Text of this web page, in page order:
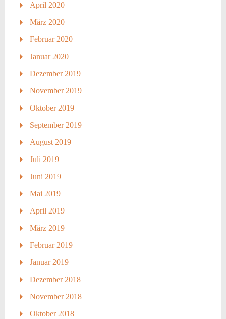
April 2020
März 2020
Februar 2020
Januar 2020
Dezember 2019
November 2019
Oktober 2019
September 2019
August 2019
Juli 2019
Juni 2019
Mai 2019
April 2019
März 2019
Februar 2019
Januar 2019
Dezember 2018
November 2018
Oktober 2018